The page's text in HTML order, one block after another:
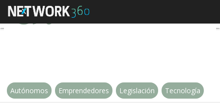
Razones por las que las pymes
Autónomos Emprendedores Legislación Tecnología